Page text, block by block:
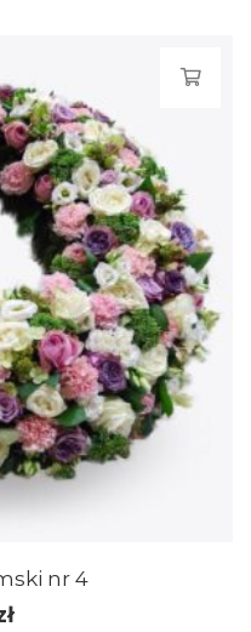
nr 4